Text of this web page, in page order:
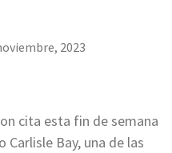
2023
cita esta fin de semana
Bay, una de las